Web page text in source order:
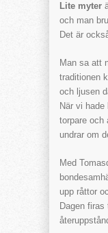
Lite myter
och man
Det är
Man sa att
traditionen
och ljusen
När vi
torpare och
undrar om
Med
upp råttor
Dagen